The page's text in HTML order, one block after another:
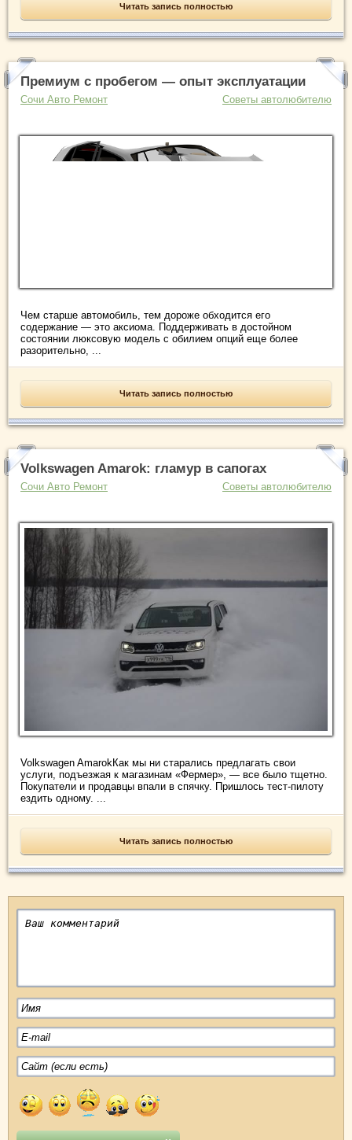
Читать запись полностью
Премиум с пробегом — опыт эксплуатации
Сочи Авто Ремонт Советы автолюбителю
Чем старше автомобиль, тем дороже обходится его
содержание — это аксиома. Поддерживать в достойном
состоянии люксовую модель с обилием опций еще более
разорительно, ...
Читать запись полностью
Volkswagen Amarok: гламур в сапогах
Сочи Авто Ремонт Советы автолюбителю
Volkswagen AmarokКак мы ни старались предлагать свои
услуги, подъезжая к магазинам «Фермер», — все было тщетно.
Покупатели и продавцы впали в спячку. Пришлось тест-пилоту
ездить одному. ...
Читать запись полностью